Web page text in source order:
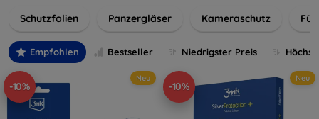
wertvolles Gerät mit unseren langlebigen und zuverlässigen
digitales Erlebnis.
Schutzfolien Panzergläser Kameraschutz
Empfohlen Bestseller Niedrigster Preis
-10%
Neu
-10%
Neu